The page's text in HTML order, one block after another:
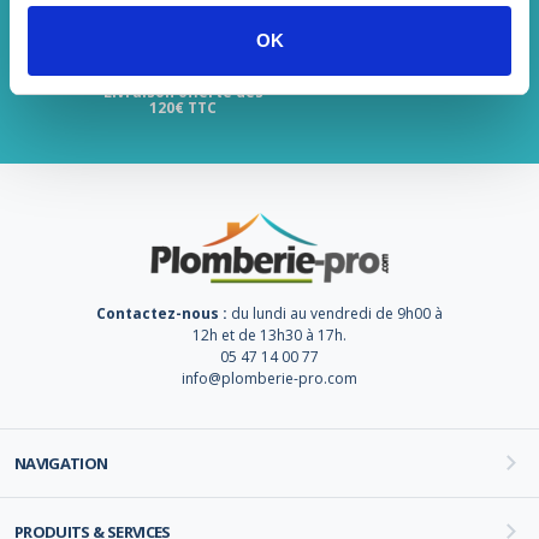
OK
Livraison offerte dès
120€ TTC
Contactez-nous : du lundi au vendredi de 9h00 à
12h et de 13h30 à 17h.
05 47 14 00 77
info@plomberie-pro.com
NAVIGATION
PRODUITS & SERVICES